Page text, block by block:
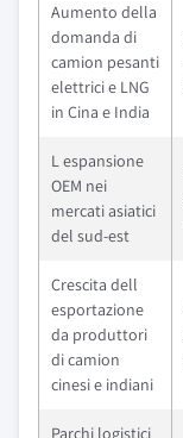
Aumento della
domanda di
camion pesanti
elettrici e LNG
in Cina e India
L espansione
OEM nei
mercati asiatici
del sud-est
Crescita dell
esportazione
da produttori
di camion
cinesi e indiani
Parchi logistici